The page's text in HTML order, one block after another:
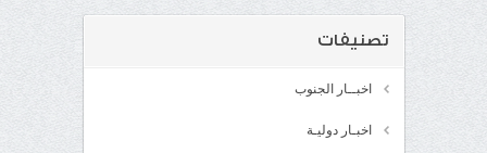
تصنيفات
اخبــار الجنوب
اخبـار دوليـة